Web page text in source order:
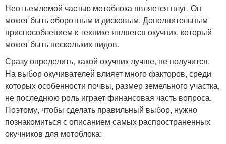
Неотъемлемой частью мотоблока является плуг. Он
может быть оборотным и дисковым. Дополнительным
приспособлением к технике является окучник, который
может быть нескольких видов.
Сразу определить, какой окучник лучше, не получится.
На выбор окучивателей влияет много факторов, среди
которых особенности почвы, размер земельного участка,
не последнюю роль играет финансовая часть вопроса.
Поэтому, чтобы сделать правильный выбор, нужно
познакомиться с описанием самых распространенных
окучников для мотоблока: